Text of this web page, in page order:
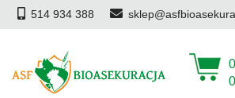
514 934 388